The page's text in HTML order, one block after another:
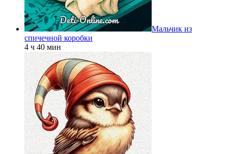
Мальчик из
спичечной коробки
4 ч 40 мин